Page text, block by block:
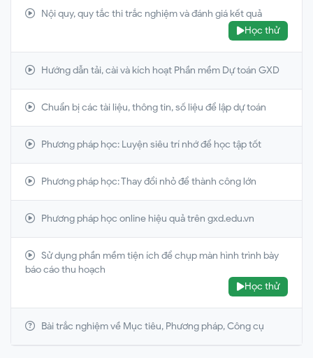
Nội quy, quy tắc thi trắc nghiệm và đánh giá kết quả
Học thử
Hướng dẫn tải, cài và kích hoạt Phần mềm Dự toán GXD
Chuẩn bị các tài liệu, thông tin, số liệu để lập dự toán
Phương pháp học: Luyện siêu trí nhớ để học tập tốt
Phương pháp học: Thay đổi nhỏ để thành công lớn
Phương pháp học online hiệu quả trên gxd.edu.vn
Sử dụng phần mềm tiện ích để chụp màn hình trình bày
báo cáo thu hoạch
Học thử
Bài trắc nghiệm về Mục tiêu, Phương pháp, Công cụ